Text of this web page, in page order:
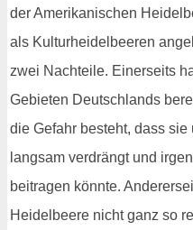
der Amerikanischen
als Kulturheidelbeeren
zwei Nachteile. Einerseits
Gebieten Deutschlands
die Gefahr besteht, dass
langsam verdrängt und
beitragen könnte.
Heidelbeere nicht ganz so